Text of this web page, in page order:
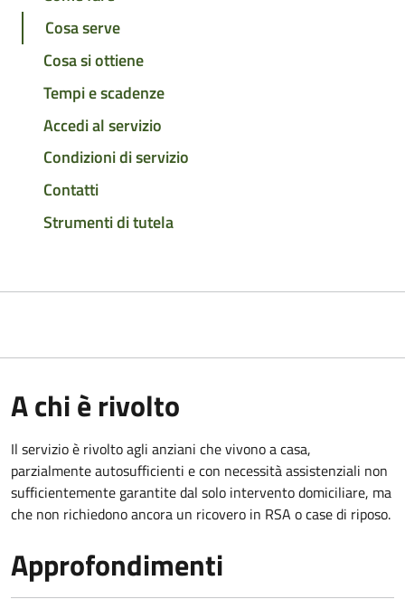
Cosa serve
Cosa si ottiene
Tempi e scadenze
Accedi al servizio
Condizioni di servizio
Contatti
Strumenti di tutela
A chi è rivolto
Il servizio è rivolto agli anziani che vivono a casa,
parzialmente autosufficienti e con necessità assistenziali non
sufficientemente garantite dal solo intervento domiciliare, ma
che non richiedono ancora un ricovero in RSA o case di riposo.
Approfondimenti